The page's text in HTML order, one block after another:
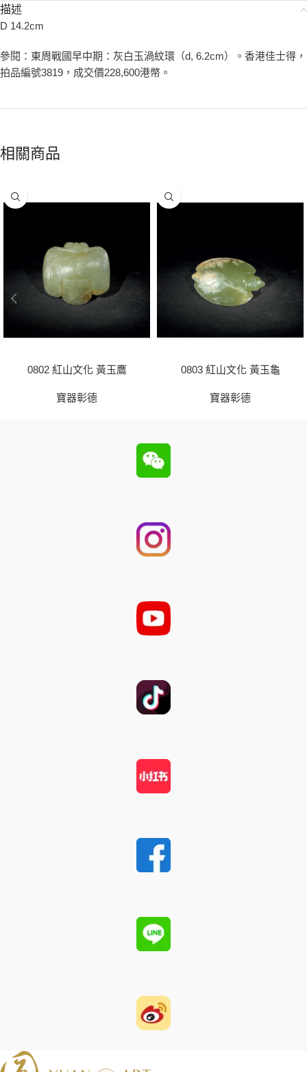
描述
D 14.2cm
參閱：東周戰國早中期：灰白玉渦紋環（d, 6.2cm）。香港佳士得，
拍品編號3819，成交價228,600港幣。
相關商品
0802 紅山文化 黃玉鷹
寶器彰德
0803 紅山文化 黃玉龜
寶器彰德